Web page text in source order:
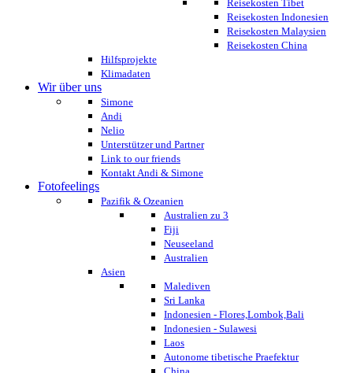
Reisekosten Tibet
Reisekosten Indonesien
Reisekosten Malaysien
Reisekosten China
Hilfsprojekte
Klimadaten
Wir über uns
Simone
Andi
Nelio
Unterstützer und Partner
Link to our friends
Kontakt Andi & Simone
Fotofeelings
Pazifik & Ozeanien
Australien zu 3
Fiji
Neuseeland
Australien
Asien
Malediven
Sri Lanka
Indonesien - Flores,Lombok,Bali
Indonesien - Sulawesi
Laos
Autonome tibetische Praefektur